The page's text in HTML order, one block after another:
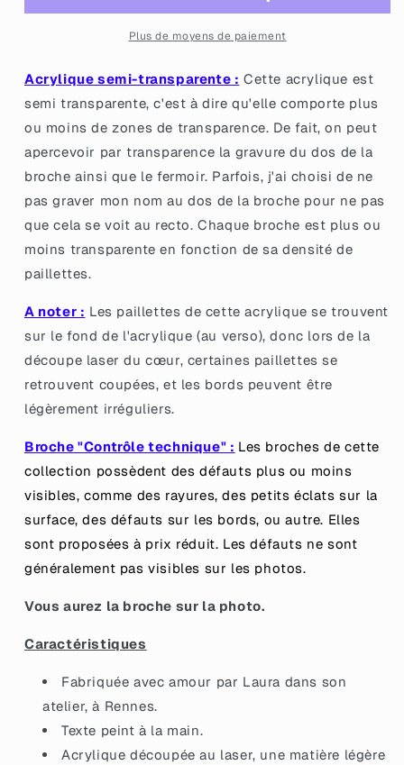
&quot;Merci
pas
percevoir&quot;
en
acrylique
semi
transparente
avec
des
confettis
multicolores
&quot;Merci
de
pas
percevoir&quot;
en
acrylique
semi
transparente
avec
des
confettis
Plus de moyens de paiement
Acrylique semi-transparente : Cette acrylique est
semi transparente, c'est à dire qu'elle comporte plus
ou moins de zones de transparence. De fait, on peut
apercevoir par transparence la gravure du dos de la
broche ainsi que le fermoir. Parfois, j'ai choisi de ne
pas graver mon nom au dos de la broche pour ne pas
que cela se voit au recto. Chaque broche est plus ou
moins transparente en fonction de sa densité de
paillettes.
A noter : Les paillettes de cette acrylique se trouvent
sur le fond de l'acrylique (au verso), donc lors de la
découpe laser du cœur, certaines paillettes se
retrouvent coupées, et les bords peuvent être
légèrement irréguliers.
Broche "Contrôle technique" : Les broches de cette
collection possèdent des défauts plus ou moins
visibles, comme des rayures, des petits éclats sur la
surface, des défauts sur les bords, ou autre. Elles
sont proposées à prix réduit. Les défauts ne sont
généralement pas visibles sur les photos.
Vous aurez la broche sur la photo.
Caractéristiques
Fabriquée avec amour par Laura dans son
atelier, à Rennes.
Texte peint à la main.
Acrylique découpée au laser, une matière légère